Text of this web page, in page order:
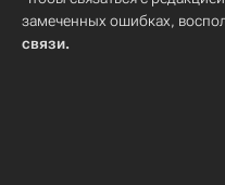
замеченных ошибках,
связи.